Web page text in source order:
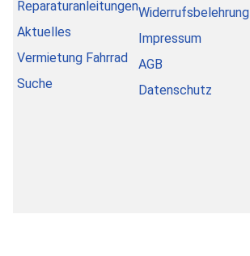
Reparaturanleitungen
Aktuelles
Vermietung Fahrrad
Suche
Widerrufsbelehrung
Impressum
AGB
Datenschutz